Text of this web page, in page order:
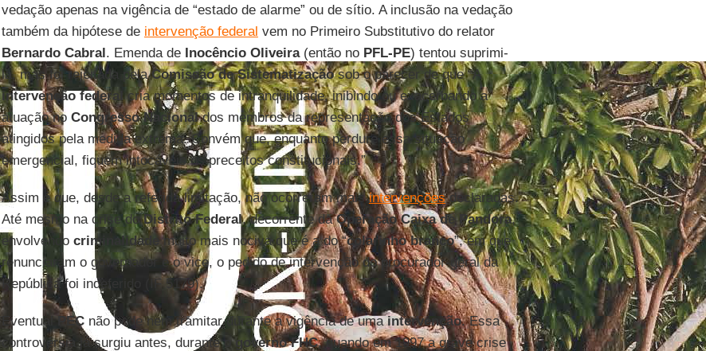
vedação apenas na vigência de “estado de alarme” ou de sítio. A inclusão na vedação
também da hipótese de intervenção federal vem no Primeiro Substitutivo do relator
Bernardo Cabral. Emenda de Inocêncio Oliveira(então no PFL-PE) tentou suprimi-
la, mas foi rejeitada pelaComissão de Sistematizaçãosob o parecer de que “A
intervenção federalcria momentos de intranquilidade, inibindo ou exacerbando a
atuação no Congresso Nacionaldos membros da representação dos Estados
atingidos pela medida extrema. Convém que, enquanto perdure essa situação
emergencial, fiquem intocáveis os preceitos constitucionais.”
Assim é que, desde a referida limitação, não ocorreram maisintervençõesdeclaradas.
Até mesmo na crise doDistrito Federal, decorrente daOperação Caixa de Pandora,
envolvendocriminalidade muito mais nociva que é a do “colarinho branco”, em que
renunciaram o governador e o vice, o pedido de intervenção do procurador-geral da
República foi indeferido (IF 5179).
EventualPECnão pode nem tramitar durante a vigência de umaintervenção. Essa
controvérsia já surgiu antes, durante ogoverno FHC, quando em 1997 a grave crise